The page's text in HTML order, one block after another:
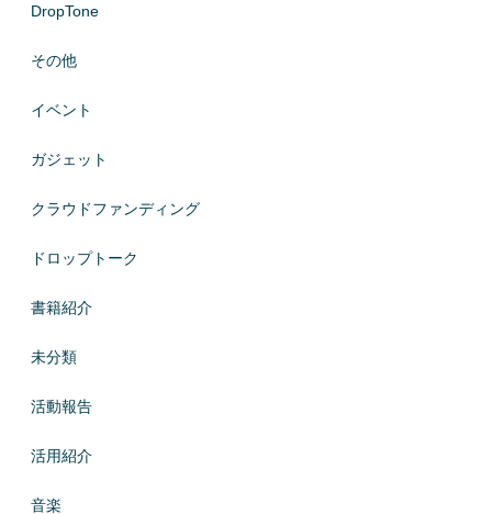
DropTone
その他
イベント
ガジェット
クラウドファンディング
ドロップトーク
書籍紹介
未分類
活動報告
活用紹介
音楽